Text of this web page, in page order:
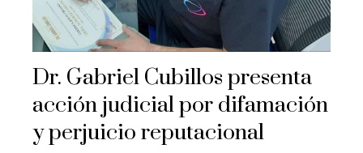
Dr. Gabriel Cubillos presenta
acción judicial por difamación
y perjuicio reputacional